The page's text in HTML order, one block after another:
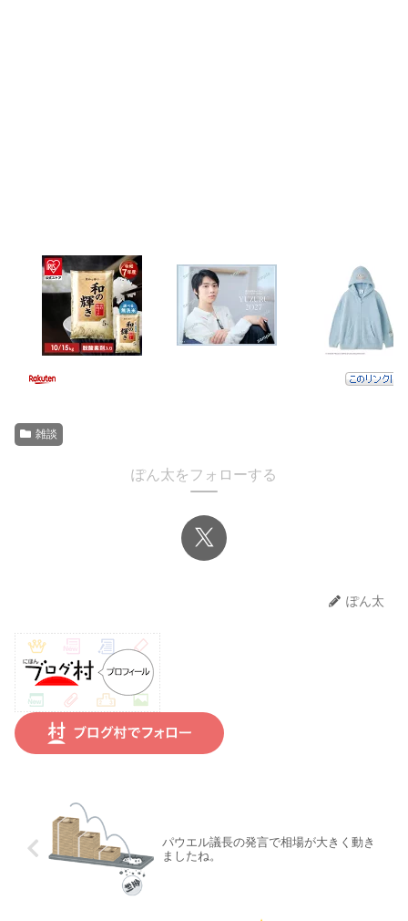
雑談
ぽん太をフォローする
ぽん太
パウエル議長の発言で相場が大きく動き
ましたね。